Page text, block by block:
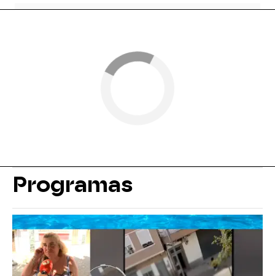
Programas